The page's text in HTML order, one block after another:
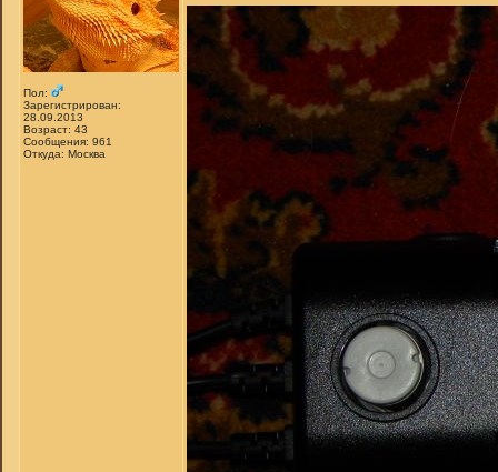
Пол:
Зарегистрирован:
28.09.2013
Возраст: 43
Сообщения: 961
Откуда: Москва